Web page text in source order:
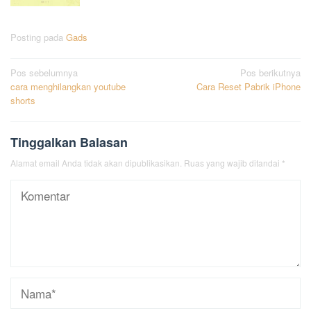
Posting pada Gads
Navigasi
pos
Pos sebelumnya
cara menghilangkan youtube
shorts
Pos berikutnya
Cara Reset Pabrik iPhone
Tinggalkan Balasan
Alamat email Anda tidak akan dipublikasikan. Ruas yang wajib ditandai *